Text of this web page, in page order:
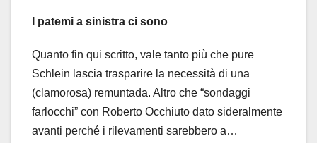
I patemi a sinistra ci sono
Quanto fin qui scritto, vale tanto più che pure
Schlein lascia trasparire la necessità di una
(clamorosa) remuntada. Altro che “sondaggi
farlocchi” con Roberto Occhiuto dato sideralmente
avanti perché i rilevamenti sarebbero a…